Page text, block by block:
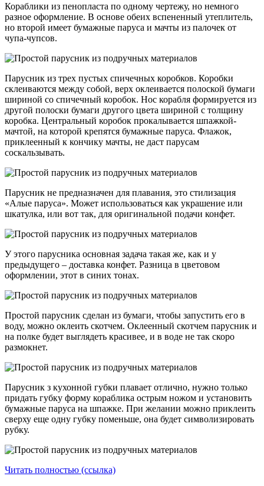
Кораблики из пенопласта по одному чертежу, но немного
разное оформление. В основе обеих вспененный утеплитель,
но второй имеет бумажные паруса и мачты из палочек от
чупа-чупсов.
Парусник из трех пустых спичечных коробков. Коробки
склеиваются между собой, верх оклеивается полоской бумаги
шириной со спичечный коробок. Нос корабля формируется из
другой полоски бумаги другого цвета шириной с толщину
коробка. Центральный коробок прокалывается шпажкой-
мачтой, на которой крепятся бумажные паруса. Флажок,
приклеенный к кончику мачты, не даст парусам
соскальзывать.
Парусник не предназначен для плавания, это стилизация
«Алые паруса». Может использоваться как украшение или
шкатулка, или вот так, для оригинальной подачи конфет.
У этого парусника основная задача такая же, как и у
предыдущего – доставка конфет. Разница в цветовом
оформлении, этот в синих тонах.
Простой парусник сделан из бумаги, чтобы запустить его в
воду, можно оклеить скотчем. Оклеенный скотчем парусник и
на полке будет выглядеть красивее, и в воде не так скоро
размокнет.
Парусник з кухонной губки плавает отлично, нужно только
придать губку форму кораблика острым ножом и установить
бумажные паруса на шпажке. При желании можно приклеить
сверху еще одну губку поменьше, она будет символизировать
рубку.
Читать полностью (ссылка)